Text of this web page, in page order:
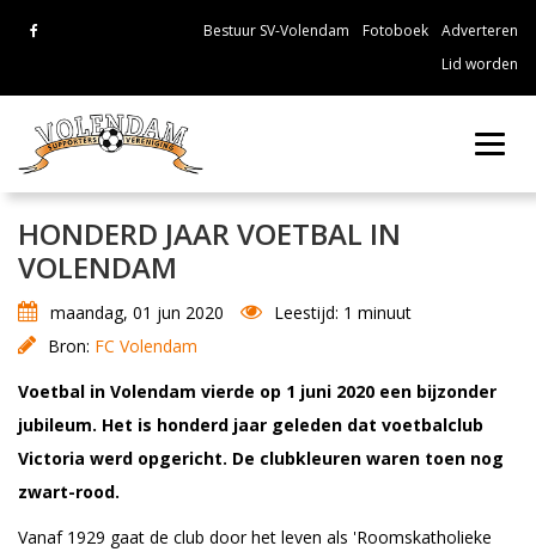
Bestuur SV-Volendam Fotoboek
Adverteren
Lid worden
HONDERD JAAR VOETBAL IN
VOLENDAM
maandag, 01 jun 2020
Leestijd: 1 minuut
Bron: FC Volendam
Voetbal in Volendam vierde op 1 juni 2020 een bijzonder
jubileum. Het is honderd jaar geleden dat voetbalclub
Victoria werd opgericht. De clubkleuren waren toen nog
zwart-rood.
Vanaf 1929 gaat de club door het leven als 'Roomskatholieke